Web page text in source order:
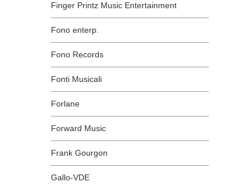
Finger Printz Music Entertainment
Fono enterp.
Fono Records
Fonti Musicali
Forlane
Forward Music
Frank Gourgon
Gallo-VDE